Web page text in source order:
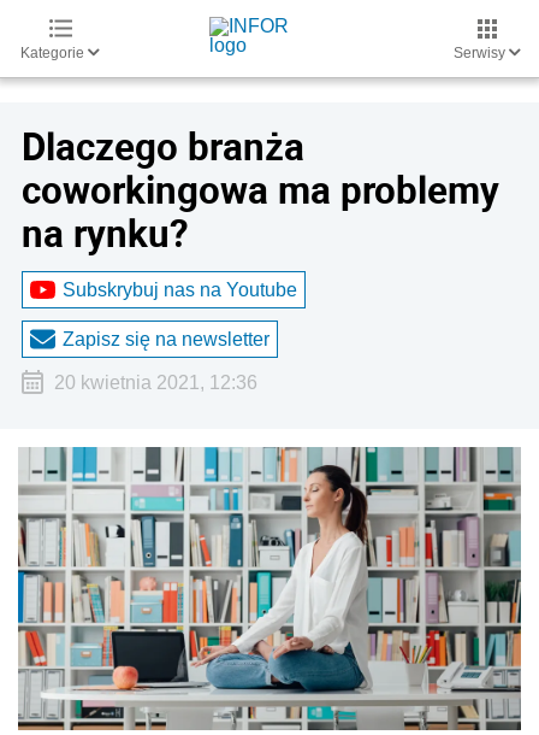
Kategorie Serwisy
Dlaczego branża
coworkingowa ma problemy
na rynku?
Subskrybuj nas na Youtube
Zapisz się na newsletter
20 kwietnia 2021, 12:36